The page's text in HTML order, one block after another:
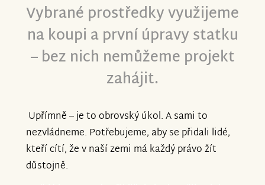
Vybrané prostředky využijeme
na koupi a první úpravy statku
– bez nich nemůžeme projekt
zahájit.
Upřímně – je to obrovský úkol. A sami to
nezvládneme. Potřebujeme, aby se přidali lidé,
kteří cítí, že v naší zemi má každý právo žít
důstojně.